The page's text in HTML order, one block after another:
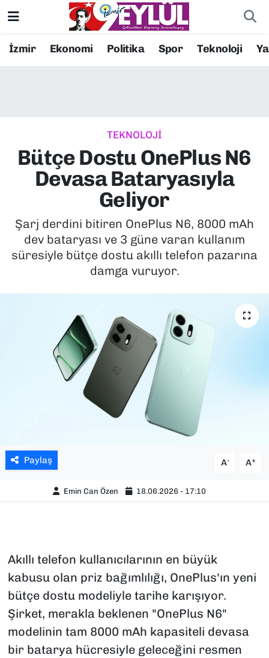
İzmir Ekonomi Politika Spor Teknoloji
TEKNOLOJİ
Bütçe Dostu OnePlus N6
Devasa Bataryasıyla
Geliyor
Şarj derdini bitiren OnePlus N6, 8000 mAh
dev bataryası ve 3 güne varan kullanım
süresiyle bütçe dostu akıllı telefon pazarına
damga vuruyor.
Paylaş A- A+
Emin Can Özen 18.06.2026 - 17:10
Akıllı telefon kullanıcılarının en büyük
kabusu olan priz bağımlılığı, OnePlus'ın yeni
bütçe dostu modeliyle tarihe karışıyor.
Şirket, merakla beklenen "OnePlus N6"
modelinin tam 8000 mAh kapasiteli devasa
bir batarya hücresiyle geleceğini resmen
Resmi İlanlar
EKONOMİ
KÜLTÜR SANAT
MAGAZİN
POLİTİKA
SAĞLIK
TEKNOLOJİ
YAŞAM
YEREL YÖNETİMLER
Konak Nöbetçi Eczaneler
Süper Lig Puan Durumu ve Fikstür
Tüm Manşetler
Son Dakika Haberleri
Haber Arşivi